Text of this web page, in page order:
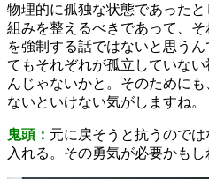
物理的に孤独な状態であった
組みを整えるべきであって、
を強制する話ではないと思う
てもそれぞれが孤立していな
んじゃないかと。そのために
ないといけない気がしますね。
鬼頭： 元に戻そうと抗うので
入れる。その勇気が必要かもし